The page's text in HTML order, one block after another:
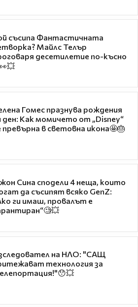
съсипа Фантастичната
Майлс Телър
десетилетие по-късно
Гомес празнува рождения
ден: Как момичето от „Disney“
превърна в световна икона🤩🎂
Сина сподели 4 неща, които
да съсипят всяко GenZ:
ги имаш, провалът е
на НЛО: "САЩ
технология за